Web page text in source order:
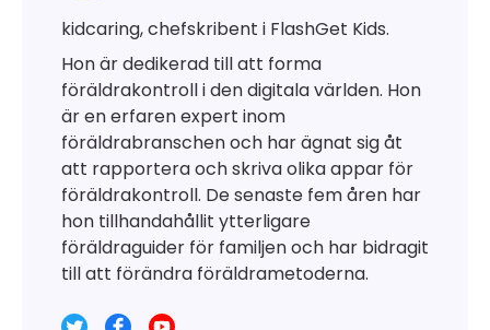
kidcaring, chefskribent i FlashGet Kids.
Hon är dedikerad till att forma
föräldrakontroll i den digitala världen. Hon
är en erfaren expert inom
föräldrabranschen och har ägnat sig åt
att rapportera och skriva olika appar för
föräldrakontroll. De senaste fem åren har
hon tillhandahållit ytterligare
föräldraguider för familjen och har bidragit
till att förändra föräldrametoderna.